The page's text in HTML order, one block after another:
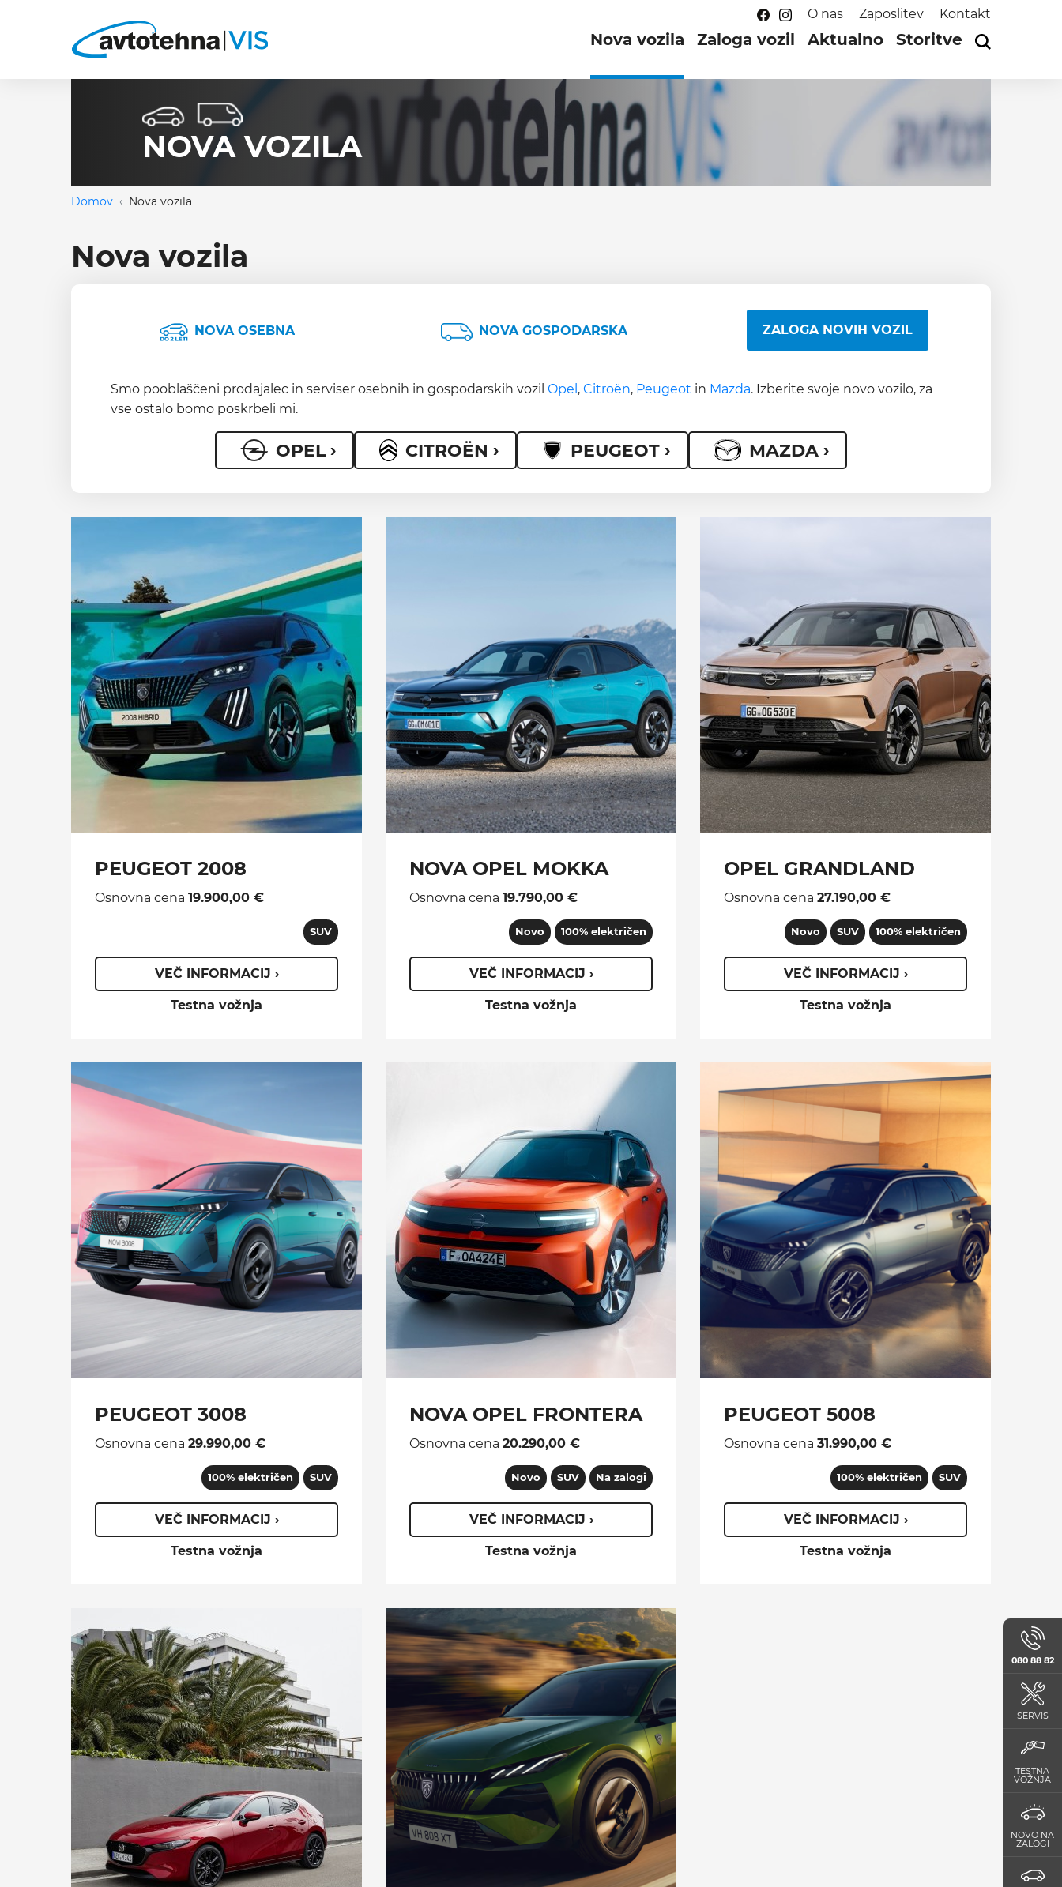
O nas Zaposlitev Kontakt
Nova vozila Zaloga vozil Aktualno Storitve
080 88 82
SERVIS
TESTNA
VOŽNJA
NOVO NA
ZALOGI
NOVA VOZILA
Domov Nova vozila
Nova vozila
NOVA OSEBNA NOVA GOSPODARSKA ZALOGA NOVIH VOZIL
Smo pooblaščeni prodajalec in serviser osebnih in gospodarskih vozil Opel , Citroën, Peugeot in Mazda. Izberite svoje novo vozilo, za
vse ostalo bomo poskrbeli mi.
OPEL › CITROËN › PEUGEOT › MAZDA ›
PEUGEOT 2008
Osnovna cena 19.900,00 €
SUV
VEČ INFORMACIJ ›
Testna vožnja
NOVA OPEL MOKKA
Osnovna cena 19.790,00 €
Novo 100% električen
VEČ INFORMACIJ ›
Testna vožnja
OPEL GRANDLAND
Osnovna cena 27.190,00 €
Novo SUV 100% električen
VEČ INFORMACIJ ›
Testna vožnja
PEUGEOT 3008
Osnovna cena 29.990,00 €
100% električen SUV
VEČ INFORMACIJ ›
Testna vožnja
NOVA OPEL FRONTERA
Osnovna cena 20.290,00 €
Novo SUV Na zalogi
VEČ INFORMACIJ ›
Testna vožnja
PEUGEOT 5008
Osnovna cena 31.990,00 €
100% električen SUV
VEČ INFORMACIJ ›
Testna vožnja